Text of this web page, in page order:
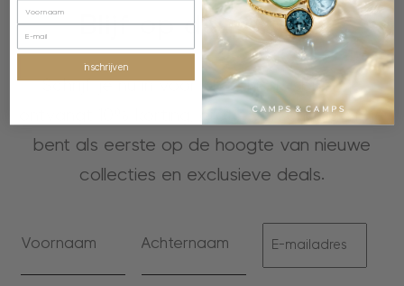
Blijf op de hoogte
Schrijf je nu in voor onze nieuwsbrief, je
ontvangt 10% korting, gratis verzending en je
bent als eerste op de hoogte van nieuwe
collecties en exclusieve deals.
inschrijven